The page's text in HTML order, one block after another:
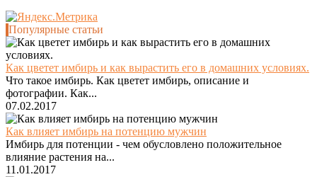
Популярные статьи
Как цветет имбирь и как вырастить его в домашних условиях.
Что такое имбирь. Как цветет имбирь, описание и
фотографии. Как...
07.02.2017
Как влияет имбирь на потенцию мужчин
Имбирь для потенции - чем обусловлено положительное
влияние растения на...
11.01.2017